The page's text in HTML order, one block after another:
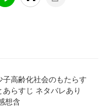
子高齢化社会のもたらす
らすじ ネタバレあり
想含